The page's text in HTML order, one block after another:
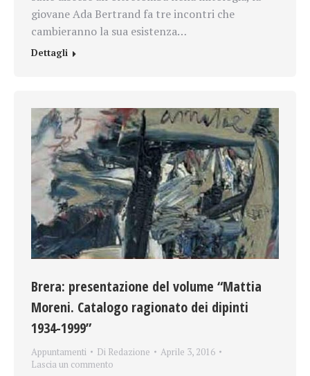
giovane Ada Bertrand fa tre incontri che
cambieranno la sua esistenza…
Dettagli
Brera: presentazione del volume “Mattia
Moreni. Catalogo ragionato dei dipinti
1934-1999”
Appuntamenti Di Redazione
Aprile 3, 2016
Lascia un commento